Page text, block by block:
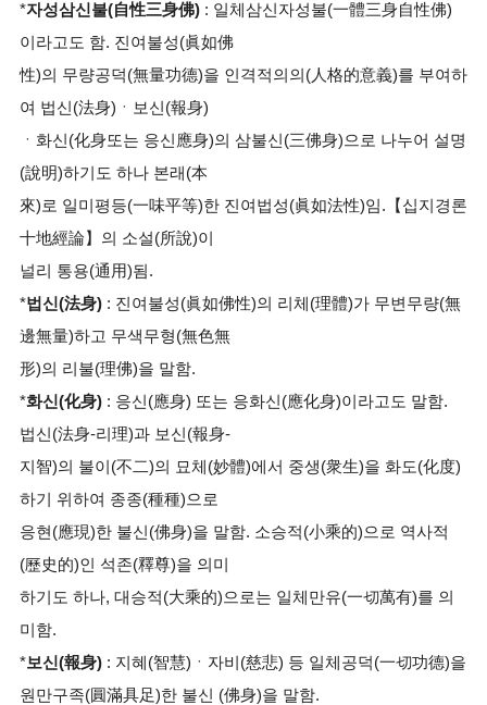
*자성삼신불(自性三身佛) : 일체삼신자성불(一體三身自性佛)
이라고도 함. 진여불성(眞如佛
性)의 무량공덕(無量功德)을 인격적의의(人格的意義)를 부여하
여 법신(法身)ㆍ보신(報身)
ㆍ화신(化身또는 응신應身)의 삼불신(三佛身)으로 나누어 설명
(說明)하기도 하나 본래(本
來)로 일미평등(一味平等)한 진여법성(眞如法性)임.【십지경론
十地經論】의 소설(所說)이
널리 통용(通用)됨.
*법신(法身) : 진여불성(眞如佛性)의 리체(理體)가 무변무량(無
邊無量)하고 무색무형(無色無
形)의 리불(理佛)을 말함.
*화신(化身) : 응신(應身) 또는 응화신(應化身)이라고도 말함.
법신(法身-리理)과 보신(報身-
지智)의 불이(不二)의 묘체(妙體)에서 중생(衆生)을 화도(化度)
하기 위하여 종종(種種)으로
응현(應現)한 불신(佛身)을 말함. 소승적(小乘的)으로 역사적
(歷史的)인 석존(釋尊)을 의미
하기도 하나, 대승적(大乘的)으로는 일체만유(一切萬有)를 의
미함.
*보신(報身) : 지혜(智慧)ㆍ자비(慈悲) 등 일체공덕(一切功德)을
원만구족(圓滿具足)한 불신 (佛身)을 말함.